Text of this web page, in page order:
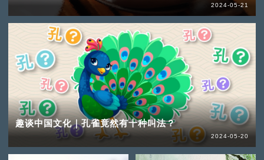
2024-05-21
趣谈中国文化｜孔雀竟然有十种叫法？
2024-05-20